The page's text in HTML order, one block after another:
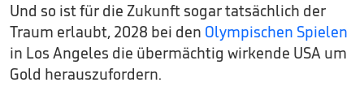
Und so ist für die Zukunft sogar tatsächlich der
Traum erlaubt, 2028 bei den Olympischen Spielen
in Los Angeles die übermächtig wirkende USA um
Gold herauszufordern.